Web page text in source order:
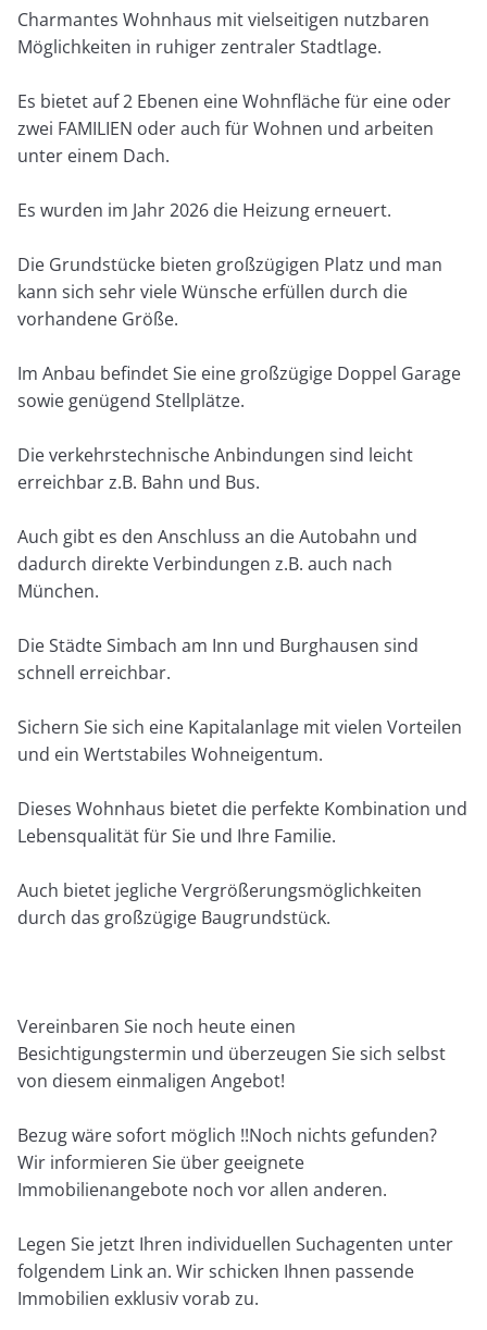
Charmantes Wohnhaus mit vielseitigen nutzbaren
Möglichkeiten in ruhiger zentraler Stadtlage.
Es bietet auf 2 Ebenen eine Wohnfläche für eine oder
zwei FAMILIEN oder auch für Wohnen und arbeiten
unter einem Dach.
Es wurden im Jahr 2026 die Heizung erneuert.
Die Grundstücke bieten großzügigen Platz und man
kann sich sehr viele Wünsche erfüllen durch die
vorhandene Größe.
Im Anbau befindet Sie eine großzügige Doppel Garage
sowie genügend Stellplätze.
Die verkehrstechnische Anbindungen sind leicht
erreichbar z.B. Bahn und Bus.
Auch gibt es den Anschluss an die Autobahn und
dadurch direkte Verbindungen z.B. auch nach
München.
Die Städte Simbach am Inn und Burghausen sind
schnell erreichbar.
Sichern Sie sich eine Kapitalanlage mit vielen Vorteilen
und ein Wertstabiles Wohneigentum.
Dieses Wohnhaus bietet die perfekte Kombination und
Lebensqualität für Sie und Ihre Familie.
Auch bietet jegliche Vergrößerungsmöglichkeiten
durch das großzügige Baugrundstück.
Vereinbaren Sie noch heute einen
Besichtigungstermin und überzeugen Sie sich selbst
von diesem einmaligen Angebot!
Bezug wäre sofort möglich !!Noch nichts gefunden?
Wir informieren Sie über geeignete
Immobilienangebote noch vor allen anderen.
Legen Sie jetzt Ihren individuellen Suchagenten unter
folgendem Link an. Wir schicken Ihnen passende
Immobilien exklusiv vorab zu.